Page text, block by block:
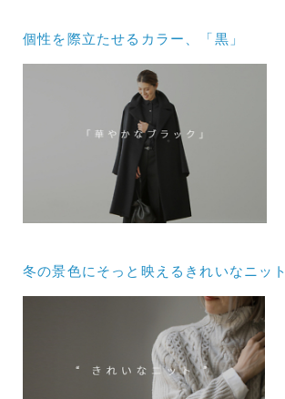
個性を際立たせるカラー、「黒」
冬の景色にそっと映えるきれいなニット